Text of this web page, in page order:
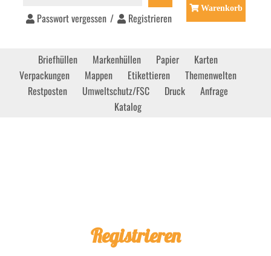
Passwort vergessen / Registrieren
Warenkorb
Briefhüllen Markenhüllen Papier
Karten
Verpackungen
Mappen Etikettieren
Themenwelten
Restposten
Umweltschutz/FSC Druck
Anfrage
Katalog
Registrieren